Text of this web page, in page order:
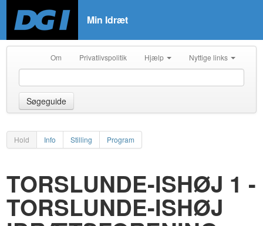
Min Idræt
Om Privatlivspolitik Hjælp Nyttige links
Søgeguide
Hold Info Stilling Program
TORSLUNDE-ISHØJ 1 -
TORSLUNDE-ISHØJ